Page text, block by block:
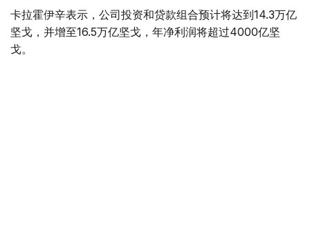
卡拉霍伊辛表示，公司投资和贷款组合预计将达到14.3万亿
坚戈，并增至16.5万亿坚戈，年净利润将超过4000亿坚
戈。